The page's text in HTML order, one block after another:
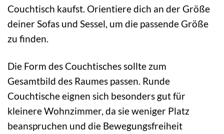
Couchtisch kaufst. Orientiere dich an der Größe
deiner Sofas und Sessel, um die passende Größe
zu finden.
Die Form des Couchtisches sollte zum
Gesamtbild des Raumes passen. Runde
Couchtische eignen sich besonders gut für
kleinere Wohnzimmer, da sie weniger Platz
beanspruchen und die Bewegungsfreiheit